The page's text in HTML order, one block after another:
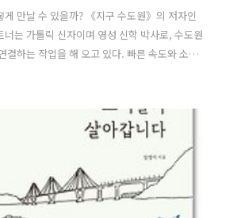
게 만날 수 있을까? 《지구 수도원》의 저자인
는 가톨릭 신자이며 영성 신학 박사로, 수도원
결하는 작업을 해 오고 있다. 빠른 속도와 소비
삶에서 벗어나 자연과 친밀한 관계를 맺고 그
성전(聖殿)으로 간주한다. 지구는 가장 근본적
, 이른 새벽 야생의 부르심을 듣고 새로운 날로
이다. 《지구 수도원》은 창조세계를 마주하는
수 있도록 지구에 대해 성찰하는 일곱 개의 주제
제 이야기는 관련된 성인 이야기, 성경 묵상, 관